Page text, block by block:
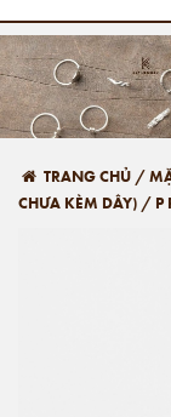
TRANG CHỦ /
CHƯA KÈM DÂY) / P